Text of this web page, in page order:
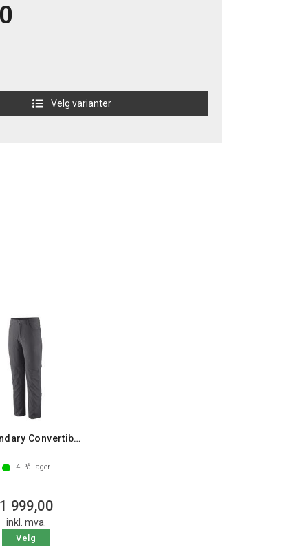
Velg varianter
M Quandary Convertible Pants
4 På lager
1 999,00
inkl. mva.
Velg